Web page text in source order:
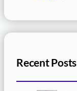
Recent Posts